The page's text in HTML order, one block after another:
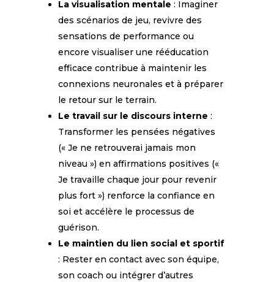
La visualisation mentale : Imaginer
des scénarios de jeu, revivre des
sensations de performance ou
encore visualiser une rééducation
efficace contribue à maintenir les
connexions neuronales et à préparer
le retour sur le terrain.
Le travail sur le discours interne :
Transformer les pensées négatives
(« Je ne retrouverai jamais mon
niveau ») en affirmations positives («
Je travaille chaque jour pour revenir
plus fort ») renforce la confiance en
soi et accélère le processus de
guérison.
Le maintien du lien social et sportif
: Rester en contact avec son équipe,
son coach ou intégrer d’autres